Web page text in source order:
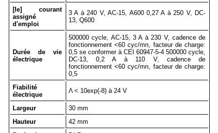
[Ie] courant
assigné
d'emploi
3 A à 240 V, AC-15, A600 0,27 A à 250 V, DC-
13, Q600
Durée de vie
électrique
500000 cycle, AC-15, 3 A à 230 V, cadence de
fonctionnement <60 cyc/mn, facteur de charge:
0,5 se conformer à CEI 60947-5-4 500000 cycle,
DC-13, 0,2 A à 110 V, cadence de
fonctionnement <60 cyc/mn, facteur de charge:
0,5
Fiabilité
électrique
Λ < 10exp(-8) à 24 V
Largeur
30 mm
Hauteur
42 mm